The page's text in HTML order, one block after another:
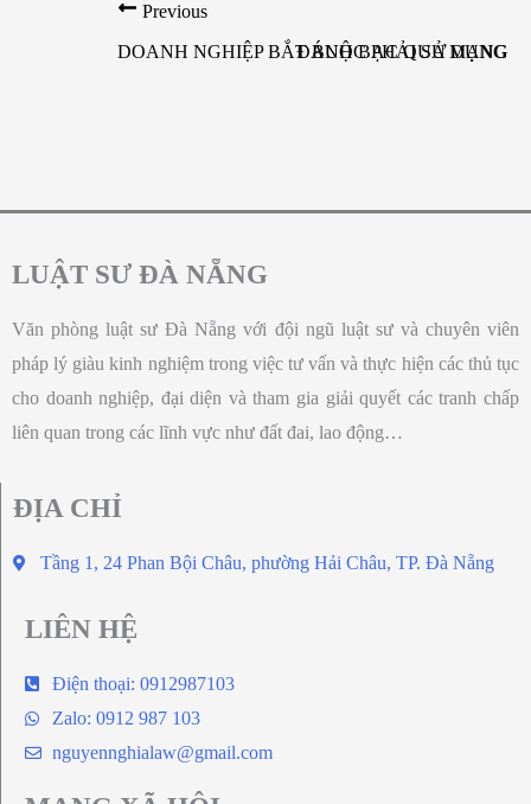
Previous
DOANH NGHIỆP BẮT BUỘC PHẢI SỬ DỤNG
ĐÁNH BẠC QUA MẠNG
LUẬT SƯ ĐÀ NẴNG
Văn phòng luật sư Đà Nẵng với đội ngũ luật sư và chuyên viên
pháp lý giàu kinh nghiệm trong việc tư vấn và thực hiện các thủ tục
cho doanh nghiệp, đại diện và tham gia giải quyết các tranh chấp
liên quan trong các lĩnh vực như đất đai, lao động…
ĐỊA CHỈ
Tầng 1, 24 Phan Bội Châu, phường Hải Châu, TP. Đà Nẵng
LIÊN HỆ
Điện thoại: 0912987103
Zalo: 0912 987 103
nguyennghialaw@gmail.com